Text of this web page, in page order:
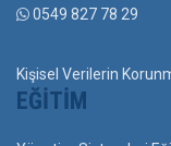
0549 827 78 29
Kişisel Verilerin
EĞITIM